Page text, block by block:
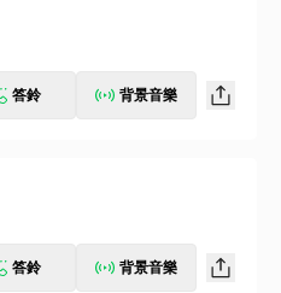
答鈴 背景音樂
答鈴 背景音樂